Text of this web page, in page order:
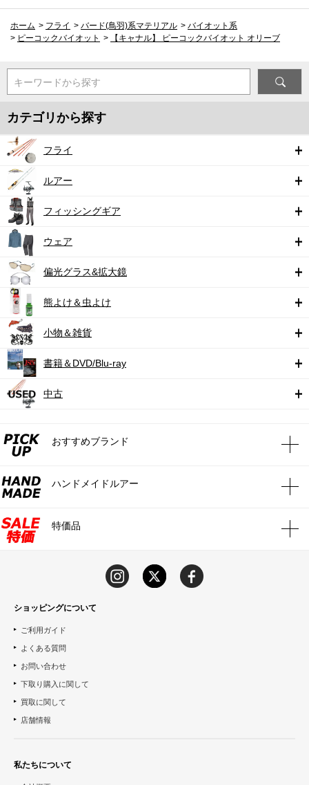
ホーム > フライ > バード(鳥羽)系マテリアル > バイオット系
> ピーコックバイオット > 【キャナル】 ピーコックバイオット オリーブ
キーワードから探す
カテゴリから探す
フライ
ルアー
フィッシングギア
ウェア
偏光グラス&拡大鏡
熊よけ＆虫よけ
小物＆雑貨
書籍＆DVD/Blu-ray
中古
おすすめブランド
ハンドメイドルアー
特価品
ショッピングについて
ご利用ガイド
よくある質問
お問い合わせ
下取り購入に関して
買取に関して
店舗情報
私たちについて